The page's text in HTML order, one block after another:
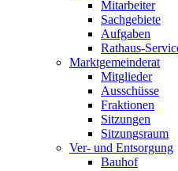
Mitarbeiter
Sachgebiete
Aufgaben
Rathaus-
Marktgemeinderat
Mitglieder
Ausschüsse
Fraktionen
Sitzungen
Sitzungsraum
Ver- und Entsorgung
Bauhof